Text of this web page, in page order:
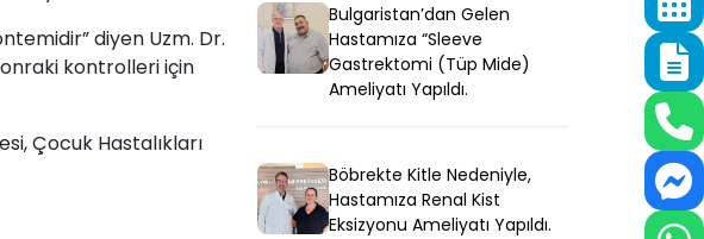
diyen Uzm. Dr.
kontrolleri için
Çocuk Hastalıkları
Bulgaristan’dan Gelen
Hastamıza “Sleeve
Gastrektomi (Tüp Mide)
Ameliyatı Yapıldı.
Böbrekte Kitle Nedeniyle,
Hastamıza Renal Kist
Eksizyonu Ameliyatı Yapıldı.